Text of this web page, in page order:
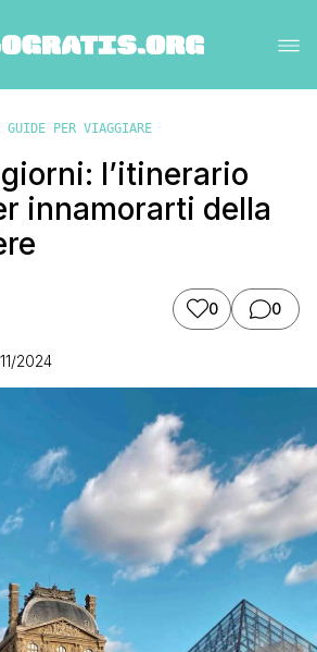
PER VIAGGIARE
l’itinerario
innamorarti della
0 0
2024